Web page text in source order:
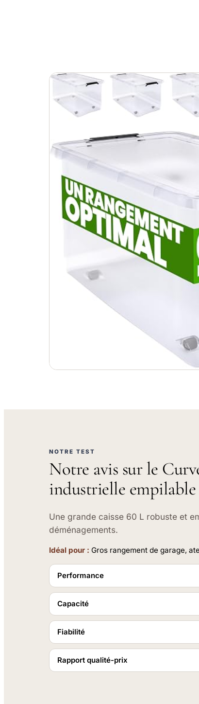
NOTRE TEST
Notre avis sur le
industrielle empilable
Une grande caisse 60 L robuste et
déménagements.
Idéal pour : Gros rangement de garage,
Performance
Capacité
Fiabilité
Rapport qualité-prix